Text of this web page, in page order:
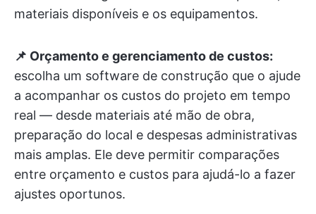
materiais disponíveis e os equipamentos.
📌 Orçamento e gerenciamento de custos:
escolha um software de construção que o ajude
a acompanhar os custos do projeto em tempo
real — desde materiais até mão de obra,
preparação do local e despesas administrativas
mais amplas. Ele deve permitir comparações
entre orçamento e custos para ajudá-lo a fazer
ajustes oportunos.